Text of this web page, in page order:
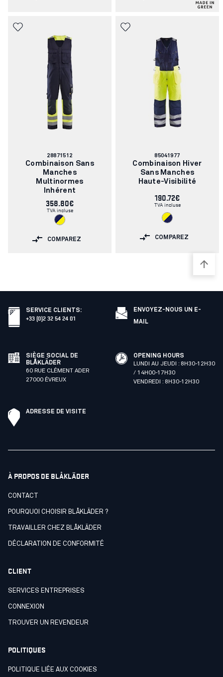
Numéro
d'article:
28871512
Combinaison Sans
Manches
Multinormes
Inhérent
358.80€
TVA incluse
COMPAREZ
Numéro
d'article:
85041977
Combinaison Hiver
Sans Manches
Haute-Visibilité
190.72€
TVA incluse
COMPAREZ
SERVICE CLIENTS:
+33 (0)2 32 54 24 01
ENVOYEZ-NOUS UN E-
MAIL
SIÈGE SOCIAL DE
BLÅKLÄDER
60 RUE CLÉMENT ADER
27000 ÉVREUX
OPENING HOURS
LUNDI AU JEUDI : 8H30-12H30
/ 14H00-17H30
VENDREDI : 8H30-12H30
ADRESSE DE VISITE
À PROPOS DE BLÅKLÄDER
CONTACT
POURQUOI CHOISIR BLÅKLÄDER ?
TRAVAILLER CHEZ BLÅKLÄDER
DÉCLARATION DE CONFORMITÉ
CLIENT
SERVICES ENTREPRISES
CONNEXION
TROUVER UN REVENDEUR
POLITIQUES
POLITIQUE LIÉE AUX COOKIES